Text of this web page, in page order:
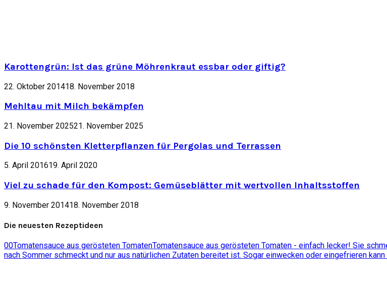
Karottengrün: Ist das grüne Möhrenkraut essbar oder giftig?
22. Oktober 201418. November 2018
Mehltau mit Milch bekämpfen
21. November 202521. November 2025
Die 10 schönsten Kletterpflanzen für Pergolas und Terrassen
5. April 201619. April 2020
Viel zu schade für den Kompost: Gemüseblätter mit wertvollen Inhaltsstoffen
9. November 201418. November 2018
Die neuesten Rezeptideen
00Tomatensauce aus gerösteten TomatenTomatensauce aus gerösteten Tomaten - einfach lecker! Sie
nach Sommer schmeckt und nur aus natürlichen Zutaten bereitet ist. Sogar einwecken oder eingefrieren